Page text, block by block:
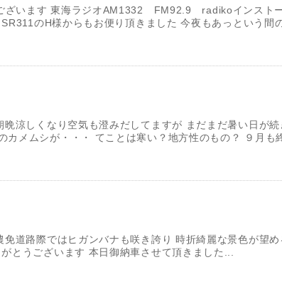
ざいます 東海ラジオAM1332 FM92.9 radikoインスト
のH様からもお便り頂きました 今夜もあっという間
涼しくなり空気も澄みだしてますが まだまだ暑い日が
カメムシが・・・ てことは寒い？地方性のもの？ ９月も
道路際ではヒガンバナも咲き誇り 時折綺麗な景色が望
とうございます 本日御納車させて頂きました...